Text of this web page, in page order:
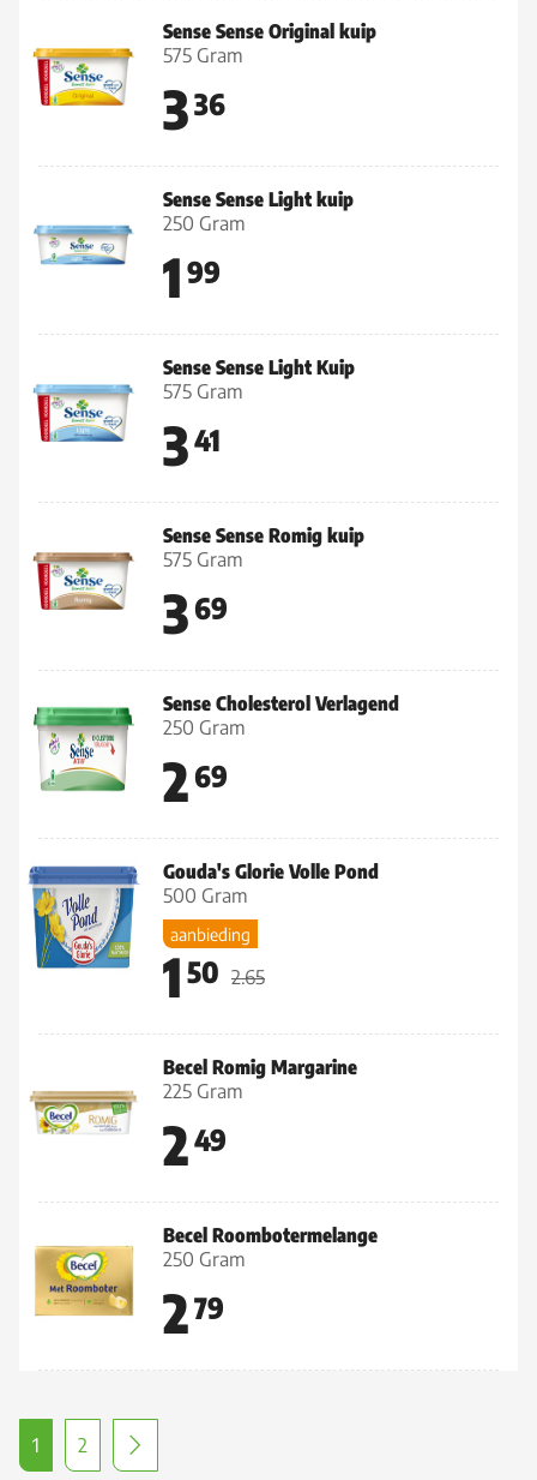
Sense Sense Original kuip
575 Gram
336
Sense Sense Light kuip
250 Gram
1 99
Sense Sense Light Kuip
575 Gram
341
Sense Sense Romig kuip
575 Gram
369
Sense Cholesterol Verlagend
250 Gram
269
Gouda's Glorie Volle Pond
500 Gram
aanbieding
1 50 2.65
Becel Romig Margarine
225 Gram
249
Becel Roombotermelange
250 Gram
279
1 2